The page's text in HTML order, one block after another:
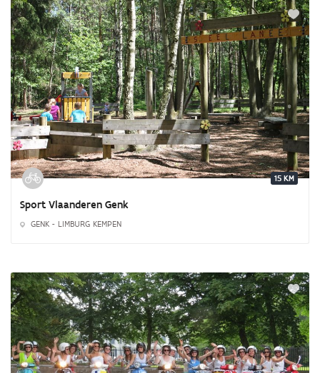
15 KM
Sport Vlaanderen Genk
GENK - LIMBURG KEMPEN